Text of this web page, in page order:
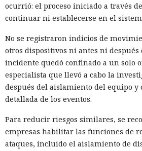
ocurrió: el proceso iniciado a través
continuar ni establecerse en el
No se registraron indicios de
otros dispositivos ni antes ni después
incidente quedó confinado a un solo
especialista que llevó a cabo la
después del aislamiento del equipo y
detallada de los eventos.
Para reducir riesgos similares, se
empresas habilitar las funciones de
ataques, incluido el aislamiento de